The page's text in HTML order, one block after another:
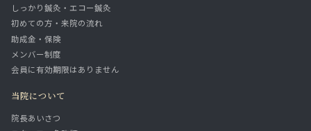
しっかり鍼灸・エコー鍼灸
初めての方・来院の流れ
助成金・保険
メンバー制度
会員に有効期限はありません
当院について
院長あいさつ